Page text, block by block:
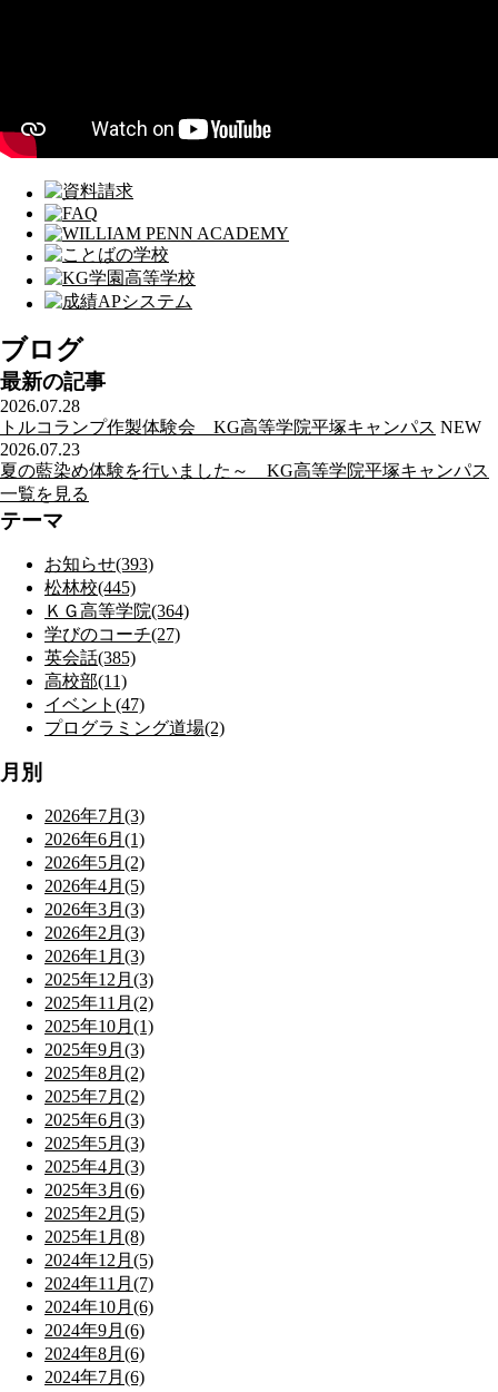
ブログ
最新の記事
2026.07.28
トルコランプ作製体験会 KG高等学院平塚キャンパス NEW
2026.07.23
夏の藍染め体験を行いました～ KG高等学院平塚キャンパス
一覧を見る
テーマ
お知らせ(393)
松林校(445)
ＫＧ高等学院(364)
学びのコーチ(27)
英会話(385)
高校部(11)
イベント(47)
プログラミング道場(2)
月別
2026年7月(3)
2026年6月(1)
2026年5月(2)
2026年4月(5)
2026年3月(3)
2026年2月(3)
2026年1月(3)
2025年12月(3)
2025年11月(2)
2025年10月(1)
2025年9月(3)
2025年8月(2)
2025年7月(2)
2025年6月(3)
2025年5月(3)
2025年4月(3)
2025年3月(6)
2025年2月(5)
2025年1月(8)
2024年12月(5)
2024年11月(7)
2024年10月(6)
2024年9月(6)
2024年8月(6)
2024年7月(6)